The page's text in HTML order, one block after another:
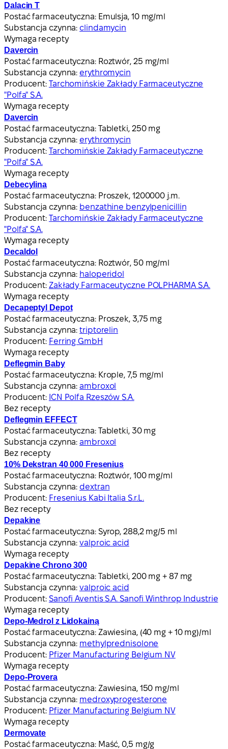
Dalacin T
Postać farmaceutyczna: Emulsja, 10 mg/ml
Substancja czynna: clindamycin
Wymaga recepty
Davercin
Postać farmaceutyczna: Roztwór, 25 mg/ml
Substancja czynna: erythromycin
Producent: Tarchomińskie Zakłady Farmaceutyczne
"Polfa" S.A.
Wymaga recepty
Davercin
Postać farmaceutyczna: Tabletki, 250 mg
Substancja czynna: erythromycin
Producent: Tarchomińskie Zakłady Farmaceutyczne
"Polfa" S.A.
Wymaga recepty
Debecylina
Postać farmaceutyczna: Proszek, 1200000 j.m.
Substancja czynna: benzathine benzylpenicillin
Producent: Tarchomińskie Zakłady Farmaceutyczne
"Polfa" S.A.
Wymaga recepty
Decaldol
Postać farmaceutyczna: Roztwór, 50 mg/ml
Substancja czynna: haloperidol
Producent: Zakłady Farmaceutyczne POLPHARMA S.A.
Wymaga recepty
Decapeptyl Depot
Postać farmaceutyczna: Proszek, 3,75 mg
Substancja czynna:triptorelin
Producent: Ferring GmbH
Wymaga recepty
Deflegmin Baby
Postać farmaceutyczna: Krople, 7,5 mg/ml
Substancja czynna:ambroxol
Producent: ICN Polfa Rzeszów S.A.
Bez recepty
Deflegmin EFFECT
Postać farmaceutyczna: Tabletki, 30 mg
Substancja czynna:ambroxol
Bez recepty
10% Dekstran 40 000 Fresenius
Postać farmaceutyczna: Roztwór, 100 mg/ml
Substancja czynna: dextran
Producent: Fresenius Kabi Italia S.r.L.
Bez recepty
Depakine
Postać farmaceutyczna: Syrop, 288,2 mg/5 ml
Substancja czynna:valproic acid
Wymaga recepty
Depakine Chrono 300
Postać farmaceutyczna: Tabletki, 200 mg + 87 mg
Substancja czynna:valproic acid
Producent: Sanofi Aventis S.A. Sanofi Winthrop Industrie
Wymaga recepty
Depo-Medrol z Lidokainą
Postać farmaceutyczna: Zawiesina, (40 mg + 10 mg)/ml
Substancja czynna: methylprednisolone
Producent: Pfizer Manufacturing Belgium NV
Wymaga recepty
Depo-Provera
Postać farmaceutyczna: Zawiesina, 150 mg/ml
Substancja czynna: medroxyprogesterone
Producent: Pfizer Manufacturing Belgium NV
Wymaga recepty
Dermovate
Postać farmaceutyczna: Maść, 0,5 mg/g